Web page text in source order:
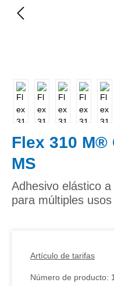
Flex 310
MS
Adhesivo elástico
para múltiples usos
Artículo de tarifas
Número de producto: